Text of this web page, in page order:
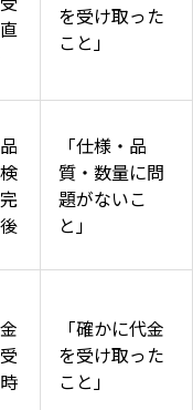
を受け取った
こと」
「仕様・品
質・数量に問
題がないこ
と」
「確かに代金
を受け取った
こと」